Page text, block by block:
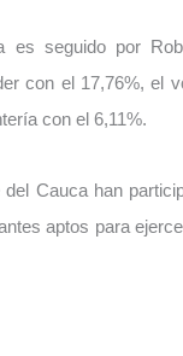
es seguido por
con el 17,76%, el
con el 6,11%.
del Cauca han
aptos para